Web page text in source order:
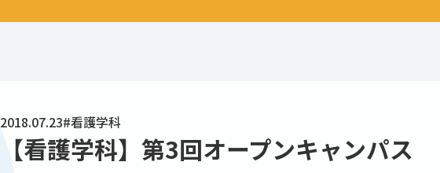
2018.07.23#看護学科
【看護学科】第3回オープンキャンパス